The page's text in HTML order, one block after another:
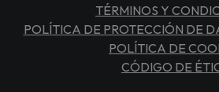
TÉRMINOS Y
POLÍTICA DE PROTECCIÓN DE
POLÍTICA DE
CÓDIGO DE